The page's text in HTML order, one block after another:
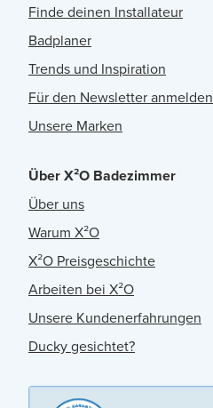
Finde deinen Installateur
Badplaner
Trends und Inspiration
Für den Newsletter anmelden
Unsere Marken
Über X²O Badezimmer
Über uns
Warum X²O
X²O Preisgeschichte
Arbeiten bei X²O
Unsere Kundenerfahrungen
Ducky gesichtet?